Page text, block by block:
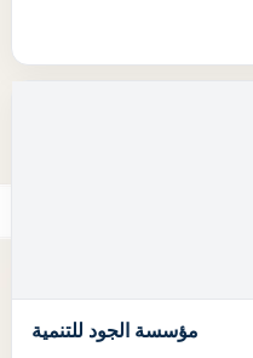
مؤسسة الجود للتنمية